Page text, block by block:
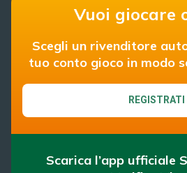
Vuoi giocare
Scegli un rivenditore
tuo conto gioco in modo
REGISTRATI
Scarica l’app ufficiale